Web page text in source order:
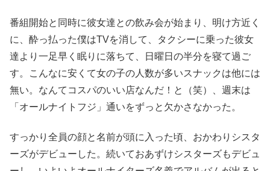
番組開始と同時に彼女達との飲み会が始まり、明け方近く
に、酔っ払った僕はTVを消して、タクシーに乗った彼女
達より一足早く眠りに落ちて、日曜日の半分を寝て過ご
す。こんなに安くて女の子の人数が多いスナックは他には
無い。なんてコスパのいい店なんだ！と（笑）、週末は
「オールナイトフジ」通いをずっと欠かさなかった。
すっかり全員の顔と名前が頭に入った頃、おかわりシスタ
ーズがデビューした。続いておあずけシスターズもデビュ